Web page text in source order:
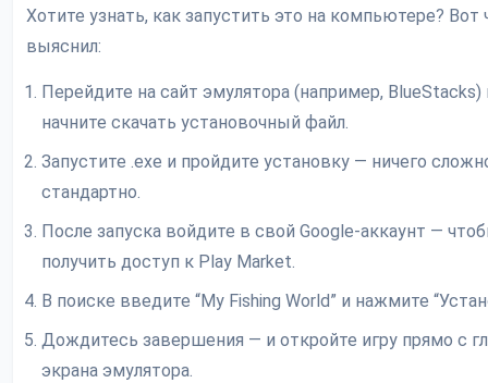
Хотите узнать, как запустить это на компьютере? Вот
выяснил:
Перейдите на сайт эмулятора (например, BlueStacks)
начните скачать установочный файл.
Запустите .exe и пройдите установку — ничего
стандартно.
После запуска войдите в свой Google-аккаунт —
получить доступ к Play Market.
В поиске введите “My Fishing World” и нажмите
Дождитесь завершения — и откройте игру прямо с
экрана эмулятора.